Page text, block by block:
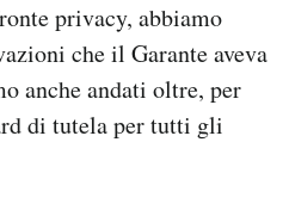
privacy, abbiamo
che il Garante aveva
anche andati oltre, per
di tutela per tutti gli